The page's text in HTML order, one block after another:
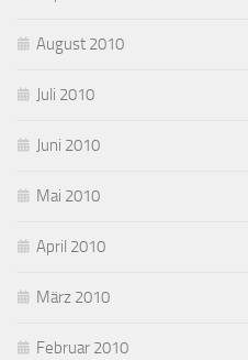
August 2010
Juli 2010
Juni 2010
Mai 2010
April 2010
März 2010
Februar 2010